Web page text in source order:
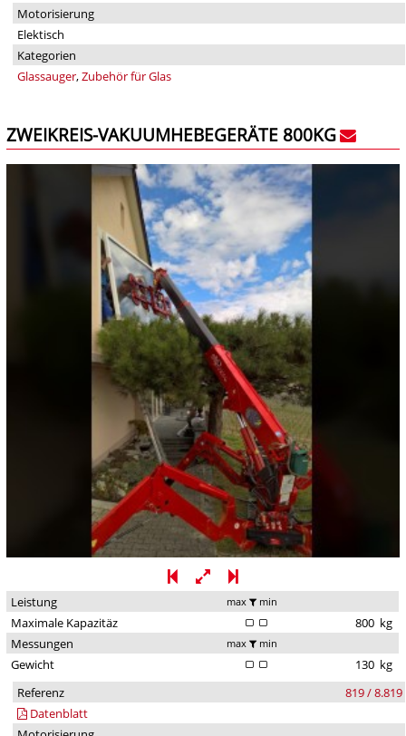
Motorisierung
Elektisch
Kategorien
Glassauger,Zubehör für Glas
ZWEIKREIS-VAKUUMHEBEGERÄTE 800KG
Leistung max min
Maximale Kapazitäz 800 kg
Messungen
max min
Gewicht 130 kg
Referenz
819 / 8.819
Datenblatt